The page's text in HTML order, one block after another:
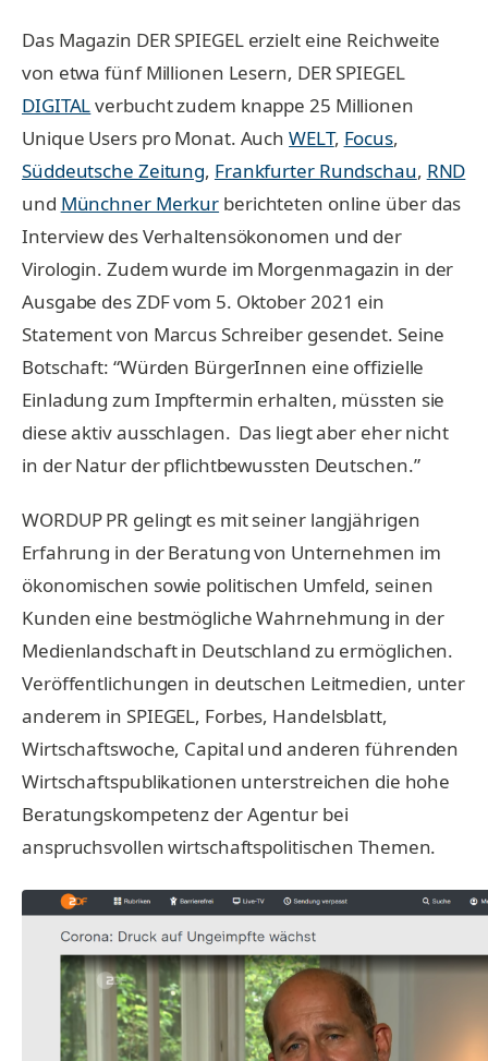
Das Magazin DER SPIEGEL erzielt eine Reichweite
von etwa fünf Millionen Lesern, DER SPIEGEL
DIGITALverbucht zudem knappe 25 Millionen
Unique Users pro Monat. AuchWELT, Focus,
Süddeutsche Zeitung, Frankfurter Rundschau, RND
und Münchner Merkur berichteten online über das
Interview des Verhaltensökonomen und der
Virologin. Zudem wurde im Morgenmagazin in der
Ausgabe des ZDF vom 5. Oktober 2021 ein
Statement von Marcus Schreiber gesendet. Seine
Botschaft: “Würden BürgerInnen eine offizielle
Einladung zum Impftermin erhalten, müssten sie
diese aktiv ausschlagen. Das liegt aber eher nicht
in der Natur der pflichtbewussten Deutschen.”
WORDUP PR gelingt es mit seiner langjährigen
Erfahrung in der Beratung von Unternehmen im
ökonomischen sowie politischen Umfeld, seinen
Kunden eine bestmögliche Wahrnehmung in der
Medienlandschaft in Deutschland zu ermöglichen.
Veröffentlichungen in deutschen Leitmedien, unter
anderem in SPIEGEL, Forbes, Handelsblatt,
Wirtschaftswoche, Capital und anderen führenden
Wirtschaftspublikationen unterstreichen die hohe
Beratungskompetenz der Agentur bei
anspruchsvollen wirtschaftspolitischen Themen.